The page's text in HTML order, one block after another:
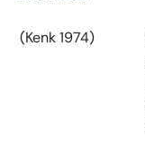
(Kenk 1974)